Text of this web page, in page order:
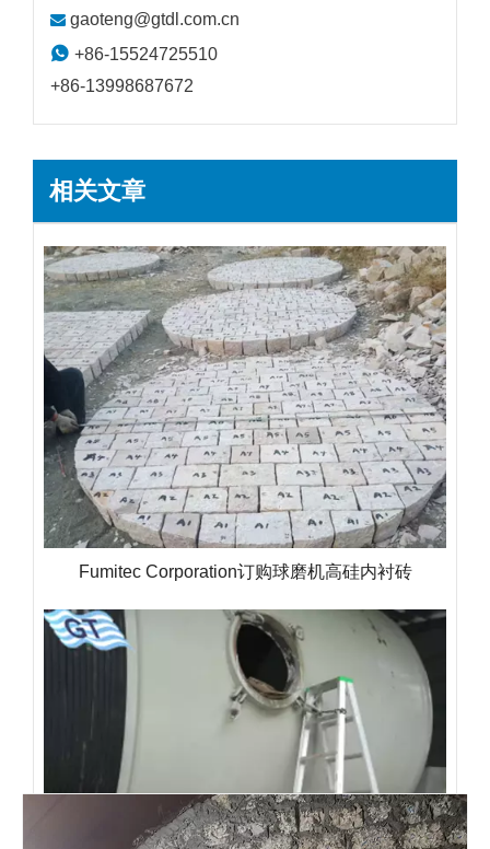
 gaoteng@gtdl.com.cn
 +86-15524725510
+86-13998687672
相关文章
Fumitec Corporation订购球磨机高硅内衬砖